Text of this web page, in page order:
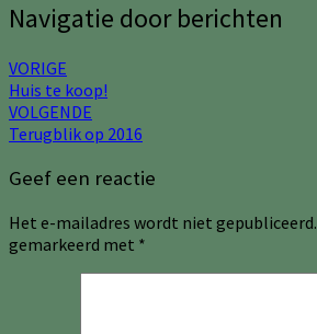
Navigatie door berichten
VORIGE
Huis te koop!
VOLGENDE
Terugblik op 2016
Geef een reactie
Het e-mailadres wordt niet gepubliceerd.
gemarkeerd met *